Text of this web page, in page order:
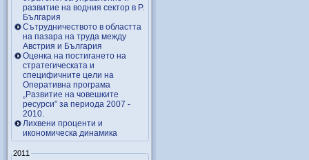
развитие на водния сектор в Р.
България
Сътрудничеството в областта
на пазара на труда между
Австрия и България
Оценка на постигането на
стратегическата и
специфичните цели на
Оперативна програма
„Развитие на човешките
ресурси” за периода 2007 ‑
2010.
Лихвени проценти и
икономическа динамика
2011